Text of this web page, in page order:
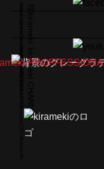
ブログ
https://www.facebook.com/kirameki.2013kirameki CHANNEL
https://www.youtube.com/user/2013kirameki